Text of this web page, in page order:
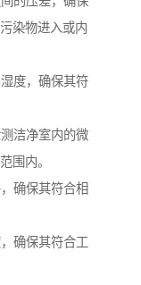
染物进入或内
度，确保其符
洁净室内的微
围内。
确保其符合相
确保其符合工